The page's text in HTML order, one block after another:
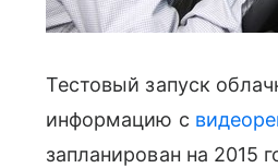
Тестовый запуск
информацию с
запланирован на 2015